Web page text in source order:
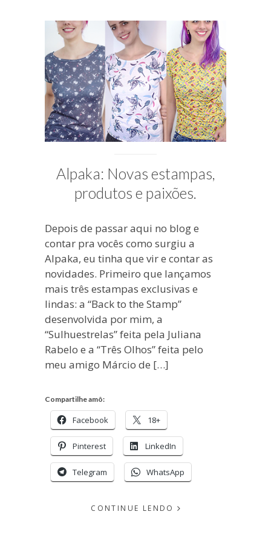
PUBLICADO
POR
Alpaka: Novas estampas,
produtos e paixões.
Depois de passar aqui no blog e
contar pra vocês como surgiu a
Alpaka, eu tinha que vir e contar as
novidades. Primeiro que lançamos
mais três estampas exclusivas e
lindas: a “Back to the Stamp”
desenvolvida por mim, a
“Sulhuestrelas” feita pela Juliana
Rabelo e a “Três Olhos” feita pelo
meu amigo Márcio de […]
Compartilhe amô:
Facebook 18+
Pinterest LinkedIn
Telegram WhatsApp
CONTINUE LENDO